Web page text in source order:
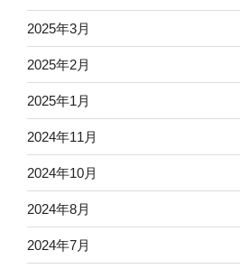
2025年3月
2025年2月
2025年1月
2024年11月
2024年10月
2024年8月
2024年7月